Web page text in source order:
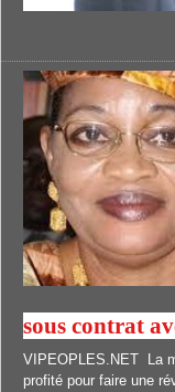
sous contrat
VIPEOPLES.NET La
profité pour faire une